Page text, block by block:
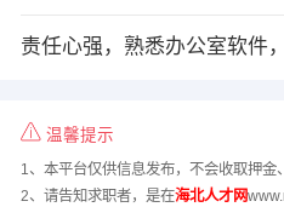
责任心强，熟悉办公室软件
温馨提示
1、本平台仅供信息发布，不会收取押金
2、请告知求职者，是在海北人才网